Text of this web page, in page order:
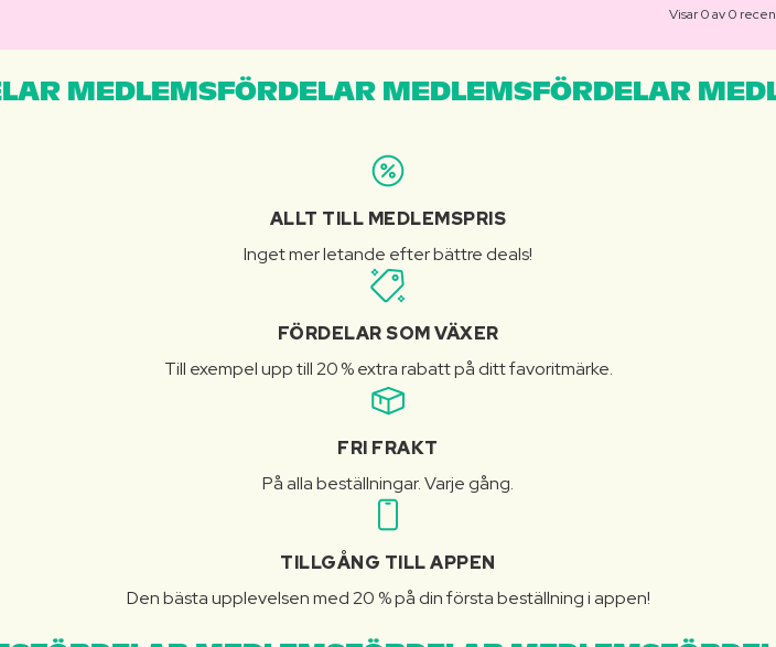
Visar 0 av 0
MEDLEMSFÖRDELAR MEDLEMSFÖRDELAR
ALLT TILL MEDLEMSPRIS
Inget mer letande efter bättre deals!
FÖRDELAR SOM VÄXER
Till exempel upp till 20 % extra rabatt på ditt favoritmärke.
FRI FRAKT
På alla beställningar. Varje gång.
TILLGÅNG TILL APPEN
Den bästa upplevelsen med 20 % på din första beställning i appen!